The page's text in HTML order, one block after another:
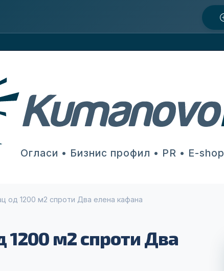
Огласи • Бизнис профил • PR • E-shop
од 1200 м2 спроти Два елена кафана
1200 м2 спроти Два